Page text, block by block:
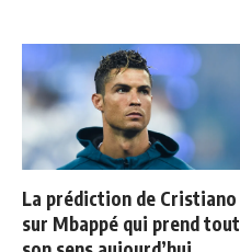
La prédiction de Cristiano
sur Mbappé qui prend tout